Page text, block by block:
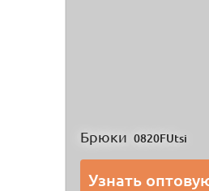
Брюки 0820FUtsi
Узнать